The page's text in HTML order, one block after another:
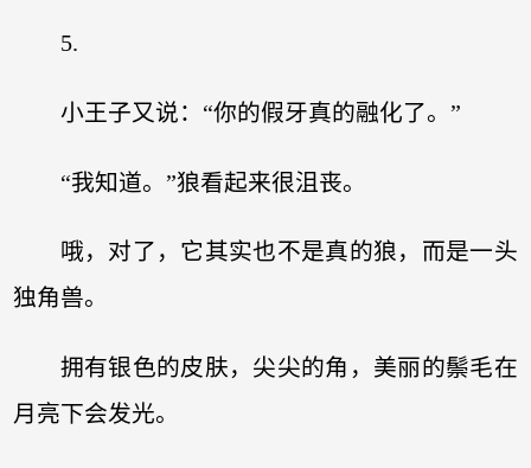
5.
小王子又说：“你的假牙真的融化了。”
“我知道。”狼看起来很沮丧。
哦，对了，它其实也不是真的狼，而是一头
独角兽。
拥有银色的皮肤，尖尖的角，美丽的鬃毛在
月亮下会发光。